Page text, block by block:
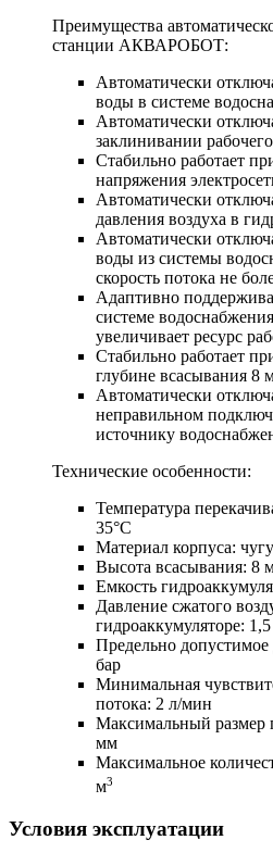
Преимущества
станции АКВАРОБОТ:
Автоматически
воды в системе
Автоматически
заклинивании
Стабильно работает
напряжения
Автоматически
давления воздуха в
Автоматически
воды из системы
скорость потока не
Адаптивно
системе
увеличивает ресурс
Стабильно работает
глубине всасывания 8
Автоматически
неправильном
источнику
Технические особенности:
Температура
35°C
Материал корпуса:
Высота всасывания: 8
Емкость
Давление сжатого
гидроаккумуляторе:
Предельно допустимое
бар
Минимальная
потока: 2 л/мин
Максимальный размер
мм
Максимальное
м3
Условия эксплуатации